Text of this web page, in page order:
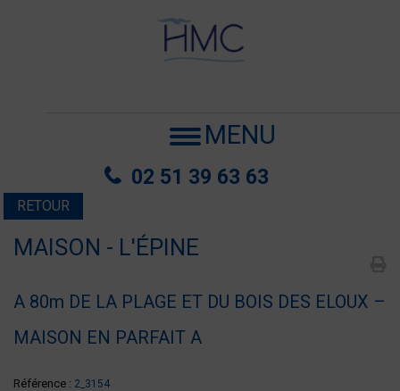
MENU
02 51 39 63 63
RETOUR
MAISON - L'ÉPINE
A 80m DE LA PLAGE ET DU BOIS DES ELOUX –
MAISON EN PARFAIT A
Référence : 2_3154